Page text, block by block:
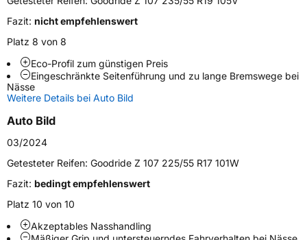
ModellnameZ 107
Fahrzeugart
Weitere Eigenschaften
Schlauchtyp TL
Zustand
EU Label
Fazit: nicht empfehlenswert
Platz 8 von 8
Eco-Profil zum günstigen Preis
Eingeschränkte Seitenführung und zu lange Bremswege bei
Nässe
Weitere Details bei Auto Bild
Auto Bild
03/2024
Getesteter Reifen: Goodride Z 107 225/55 R17 101W
Fazit: bedingt empfehlenswert
Platz 10 von 10
Akzeptables Nasshandling